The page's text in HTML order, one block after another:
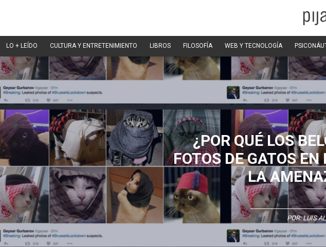
LO + LEÍDO CULTURA Y ENTRETENIMIENTO LIBROS FILOSOFÍA WEB Y TECNOLOGÍA
¿POR QUÉ LOS
FOTOS DE GATOS
LA
POR:LUIS